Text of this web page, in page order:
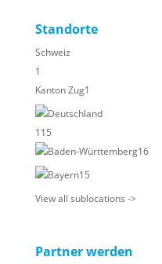
Standorte
Schweiz
1
Kanton Zug1
Deutschland
115
Baden-Württemberg16
Bayern15
View all sublocations ->
Partner werden